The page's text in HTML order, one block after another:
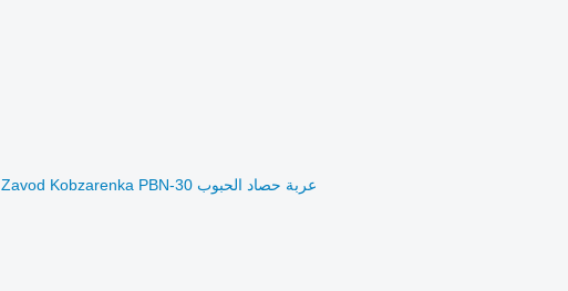
عربة حصاد الحبوب Zavod Kobzarenka PBN-30